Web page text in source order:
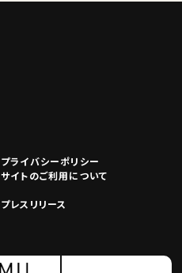
プライバシーポリシー
サイトのご利用について
プレスリリース